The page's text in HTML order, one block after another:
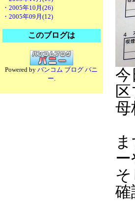
・2005年10月(26)
・2005年09月(12)
このブログは
Powered byバンコム ブログ バニ
ー.
今
母
確